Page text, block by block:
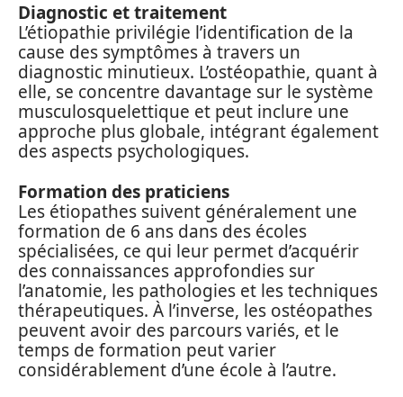
Diagnostic et traitement
L’étiopathie privilégie l’identification de la
cause des symptômes à travers un
diagnostic minutieux. L’ostéopathie, quant à
elle, se concentre davantage sur le système
musculosquelettique et peut inclure une
approche plus globale, intégrant également
des aspects psychologiques.
Formation des praticiens
Les étiopathes suivent généralement une
formation de 6 ans dans des écoles
spécialisées, ce qui leur permet d’acquérir
des connaissances approfondies sur
l’anatomie, les pathologies et les techniques
thérapeutiques. À l’inverse, les ostéopathes
peuvent avoir des parcours variés, et le
temps de formation peut varier
considérablement d’une école à l’autre.